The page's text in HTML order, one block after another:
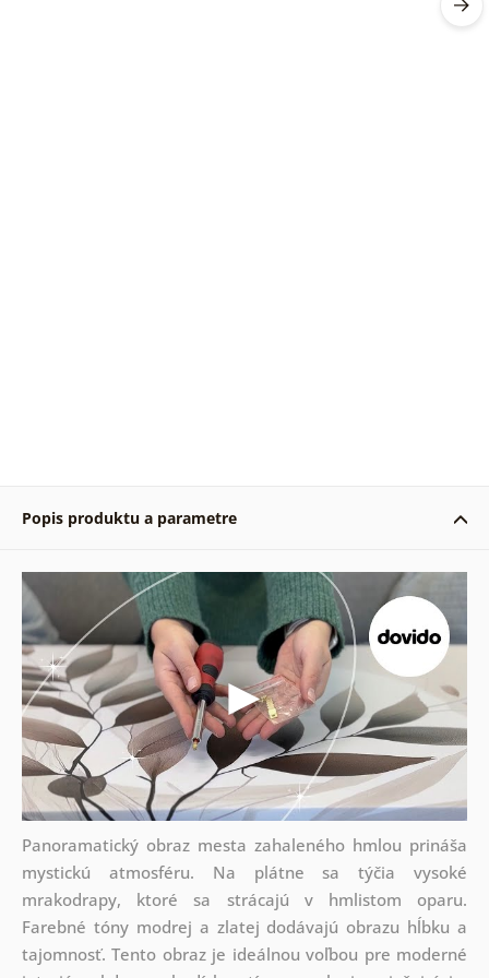
Popis produktu a parametre
Panoramatický obraz mesta zahaleného hmlou prináša
mystickú atmosféru. Na plátne sa týčia vysoké
mrakodrapy, ktoré sa strácajú v hmlistom oparu.
Farebné tóny modrej a zlatej dodávajú obrazu hĺbku a
tajomnosť. Tento obraz je ideálnou voľbou pre moderné